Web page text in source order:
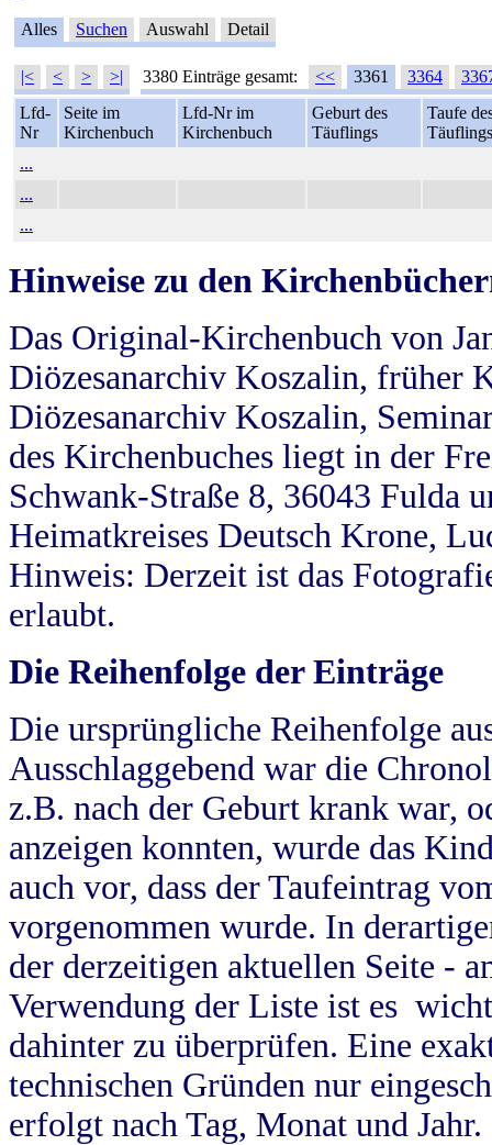
Alles Suchen Auswahl Detail
|< < > >| 3380 Einträge gesamt: << 3361 3364
Lfd-
Nr
Seite im
Kirchenbuch
Lfd-Nr im
Kirchenbuch
Geburt des
Täuflings
Taufe
Täuflings
...
...
...
Hinweise zu den
Das Original-Kirchenbuch von
Diözesanarchiv Koszalin, früher
Diözesanarchiv Koszalin,
des Kirchenbuches liegt in der
Schwank-Straße 8, 36043 Fulda
Heimatkreises Deutsch Krone,
Hinweis: Derzeit ist das
erlaubt.
Die Reihenfolge der Einträge
Die ursprüngliche Reihenfolge
Ausschlaggebend war die
z.B. nach der Geburt krank war,
anzeigen konnten, wurde das
auch vor, dass der Taufeintrag
vorgenommen wurde. In
der derzeitigen aktuellen Seite -
Verwendung der Liste ist es
dahinter zu überprüfen. Eine
technischen Gründen nur
erfolgt nach Tag, Monat und Jahr.